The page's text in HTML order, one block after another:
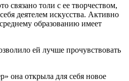
связано толи с ее творчеством,
деятелем искусства. Активно
образованию имеет
ей лучше прочувствовать
она открыла для себя новое